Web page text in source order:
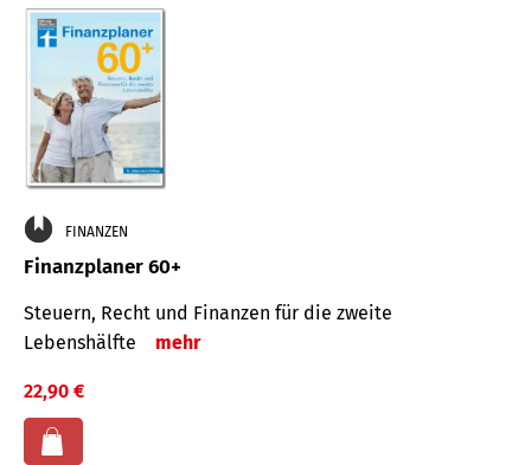
FINANZEN
Finanzplaner 60+
Steuern, Recht und Finanzen für die zweite
Lebenshälfte
mehr
22,90 €